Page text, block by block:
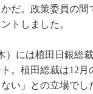
だ。政策委員の間
トしました。
には植田日銀総
ト。植田総裁は12
い」との立場でし